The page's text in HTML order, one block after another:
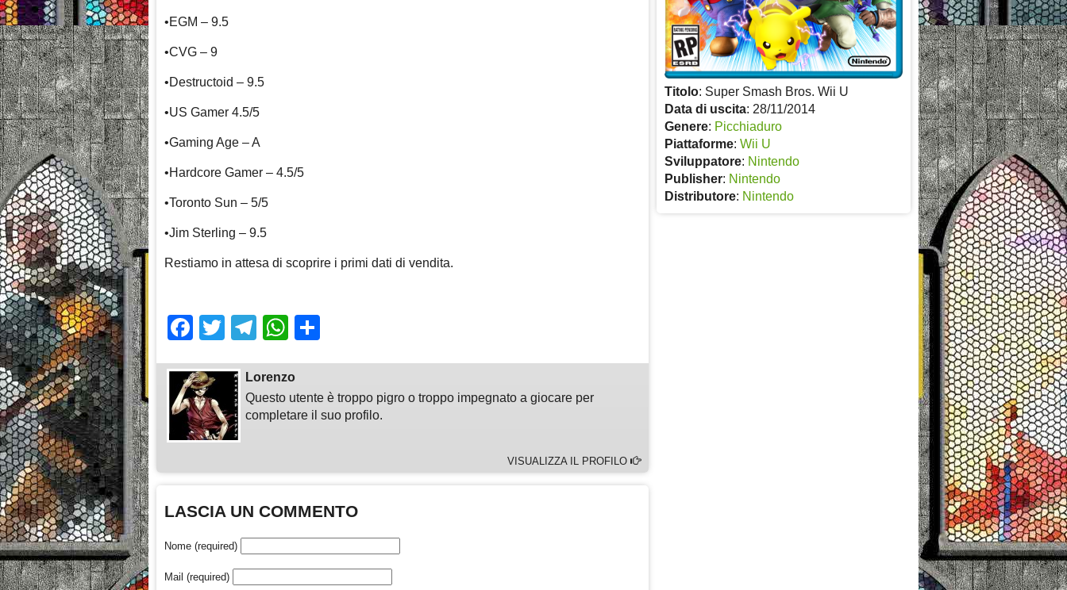
Titolo: Super Smash Bros. Wii U
Data di uscita: 28/11/2014
Genere: Picchiaduro
Piattaforme: Wii U
Sviluppatore: Nintendo
Publisher: Nintendo
Distributore: Nintendo
•EGM – 9.5
•CVG – 9
•Destructoid – 9.5
•US Gamer 4.5/5
•Gaming Age – A
•Hardcore Gamer – 4.5/5
•Toronto Sun – 5/5
•Jim Sterling – 9.5
Restiamo in attesa di scoprire i primi dati di vendita.
Facebook
TwitterTelegram
WhatsApp
Lorenzo
Questo utente è troppo pigro o troppo impegnato a giocare per
completare il suo profilo.
VISUALIZZA IL PROFILO
LASCIA UN COMMENTO
Nome (required)
Mail (required)